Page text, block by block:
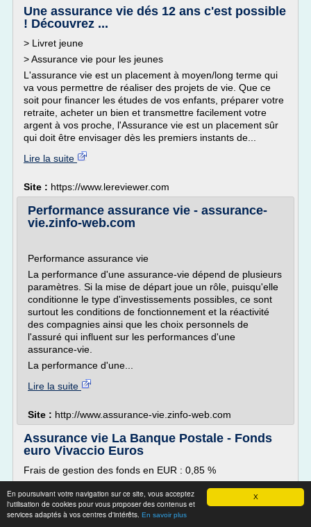
X
En poursuivant votre navigation sur ce site, vous acceptez
l'utilisation de cookies pour vous proposer des contenus et
services adaptés à vos centres d'intérêts. En savoir plus
Une assurance vie dés 12 ans c'est possible
! Découvrez ...
> Livret jeune
> Assurance vie pour les jeunes
L'assurance vie est un placement à moyen/long terme qui
va vous permettre de réaliser des projets de vie. Que ce
soit pour financer les études de vos enfants, préparer votre
retraite, acheter un bien et transmettre facilement votre
argent à vos proche, l'Assurance vie est un placement sûr
qui doit être envisager dès les premiers instants de...
Lire la suite
Site : https://www.lereviewer.com
Performance assurance vie - assurance-
vie.zinfo-web.com
Performance assurance vie
La performance d'une assurance-vie dépend de plusieurs
paramètres. Si la mise de départ joue un rôle, puisqu'elle
conditionne le type d'investissements possibles, ce sont
surtout les conditions de fonctionnement et la réactivité
des compagnies ainsi que les choix personnels de
l'assuré qui influent sur les performances d'une
assurance-vie.
La performance d'une...
Lire la suite
Site : http://www.assurance-vie.zinfo-web.com
Assurance vie La Banque Postale - Fonds
euro Vivaccio Euros
Frais de gestion des fonds en EUR : 0,85 %
Frais de gestion des unités de compte : 0,85 %
Frais de versement : 4 EUR
Frais d'arbitrages